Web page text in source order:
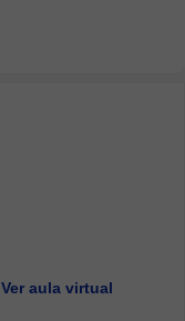
Ver aula virtual